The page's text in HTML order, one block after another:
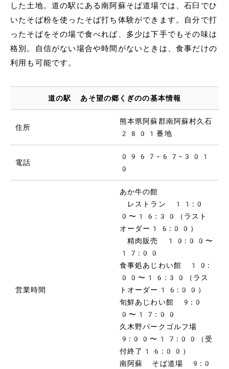
した土地。道の駅にある南阿蘇そば道場では、石臼でひ
いたそば粉を使ったそば打ち体験ができます。自分で打
ったそばをその場で食べれば、多少は下手でもその味は
格別。自信がない場合や時間がないときは、食事だけの
利用も可能です。
道の駅 あそ望の郷くぎのの基本情報
住所
熊本県阿蘇郡南阿蘇村久石
2801番地
電話
0967-67-301
0
営業時間
あか牛の館
レストラン 11:0
0〜16:30（ラスト
オーダー16:00）
精肉販売 10:00〜
17:00
食事処あじわい館 10:
00〜16:30（ラス
トオーダー16:00）
旬鮮あじわい館 9:0
0〜17:00
久木野パークゴルフ場
9:00〜17:00（受
付終了16:00）
南阿蘇 そば道場 9:0